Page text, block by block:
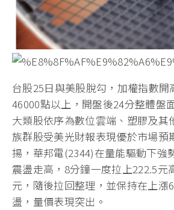
台股25日與美股脫勾，加權指數開
46000點以上，開盤後24分整體盤
大類股依序為數位雲端、塑膠及其
族群股受美光財報表現優於市場預
揚，華邦電(2344)在量能驅動下強
震盪走高，8分鐘一度拉上222.5元
元，隨後拉回整理，並保持在上漲
盪，量價表現突出。